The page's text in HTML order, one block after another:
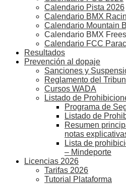
Calendario Pista 2026
Calendario BMX
Calendario Mountain
Calendario BMX
Calendario FCC
Resultados
Prevención al dopaje
Sanciones y
Reglamento del
Cursos WADA
Listado de
Programa de
Listado de
Resumen
notas
Lista de
– Mindeporte
Licencias 2026
Tarifas 2026
Tutorial Plataforma